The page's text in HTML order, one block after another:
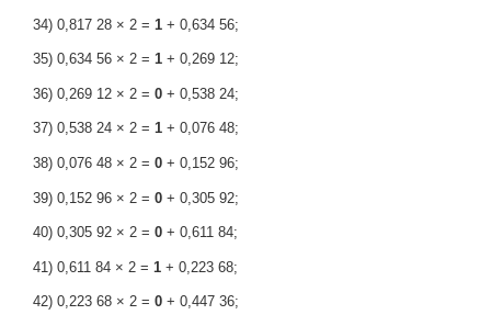
34) 0,817 28 × 2 = 1+ 0,634 56;
35) 0,634 56 × 2 = 1+ 0,269 12;
36) 0,269 12 × 2 = 0+ 0,538 24;
37) 0,538 24 × 2 = 1+ 0,076 48;
38) 0,076 48 × 2 = 0+ 0,152 96;
39) 0,152 96 × 2 = 0+ 0,305 92;
40) 0,305 92 × 2 = 0+ 0,611 84;
41) 0,611 84 × 2 = 1+ 0,223 68;
42) 0,223 68 × 2 = 0+ 0,447 36;